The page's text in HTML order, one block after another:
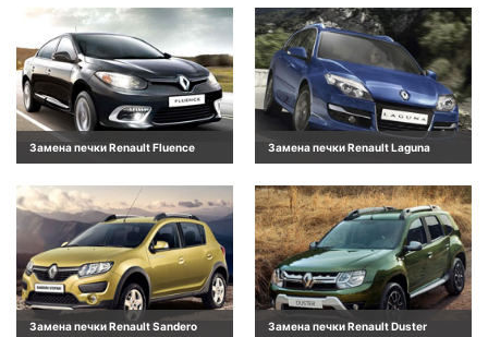
Замена печки Renault Fluence Замена печки Renault Laguna
Замена печки Renault Sandero Замена печки Renault Duster